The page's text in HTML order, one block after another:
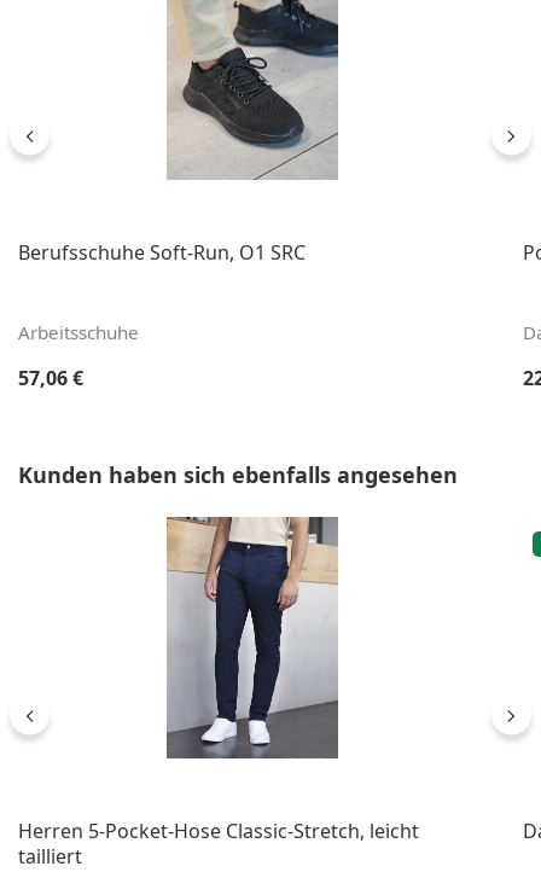
Berufsschuhe Soft-Run, O1 SRC
Arbeitsschuhe
Regulärer Preis:
57,06 €
Produktgalerie überspringen
Kunden haben sich ebenfalls angesehen
Herren 5-Pocket-Hose Classic-Stretch, leicht
tailliert